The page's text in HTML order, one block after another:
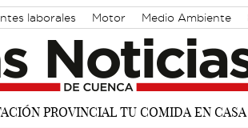
laborales Motor Medio Ambiente